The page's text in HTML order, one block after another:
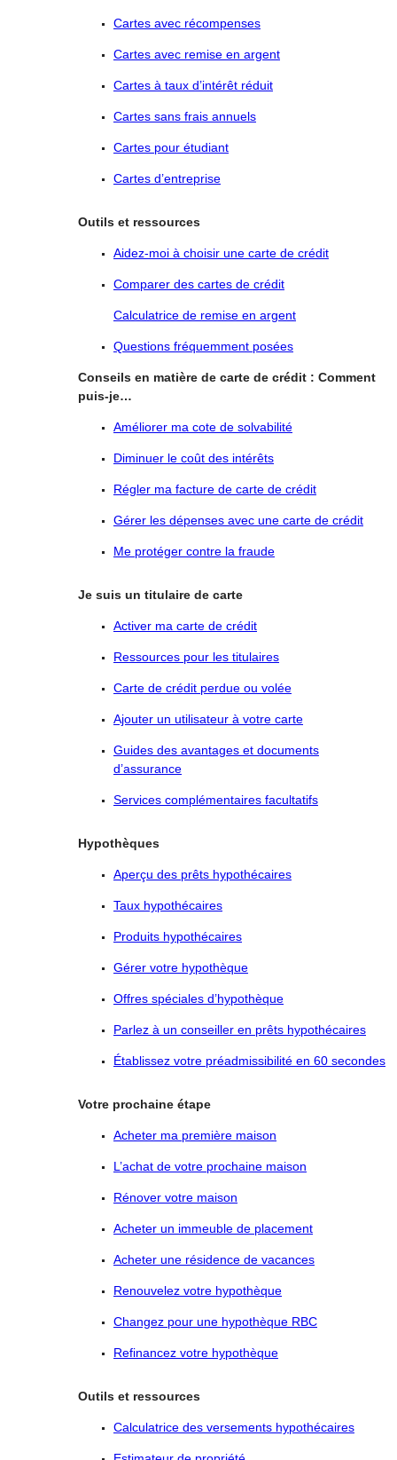
Cartes avec récompenses
Cartes avec remise en argent
Cartes à taux d’intérêt réduit
Cartes sans frais annuels
Cartes pour étudiant
Cartes d’entreprise
Outils et ressources
Aidez-moi à choisir une carte de crédit
Comparer des cartes de crédit
Calculatrice de remise en argent
Questions fréquemment posées
Conseils en matière de carte de crédit : Comment
puis-je…
Améliorer ma cote de solvabilité
Diminuer le coût des intérêts
Régler ma facture de carte de crédit
Gérer les dépenses avec une carte de crédit
Me protéger contre la fraude
Je suis un titulaire de carte
Activer ma carte de crédit
Ressources pour les titulaires
Carte de crédit perdue ou volée
Ajouter un utilisateur à votre carte
Guides des avantages et documents
d’assurance
Services complémentaires facultatifs
Hypothèques
Aperçu des prêts hypothécaires
Taux hypothécaires
Produits hypothécaires
Gérer votre hypothèque
Offres spéciales d’hypothèque
Parlez à un conseiller en prêts hypothécaires
Établissez votre préadmissibilité en 60 secondes
Votre prochaine étape
Acheter ma première maison
L’achat de votre prochaine maison
Rénover votre maison
Acheter un immeuble de placement
Acheter une résidence de vacances
Renouvelez votre hypothèque
Changez pour une hypothèque RBC
Refinancez votre hypothèque
Outils et ressources
Calculatrice des versements hypothécaires